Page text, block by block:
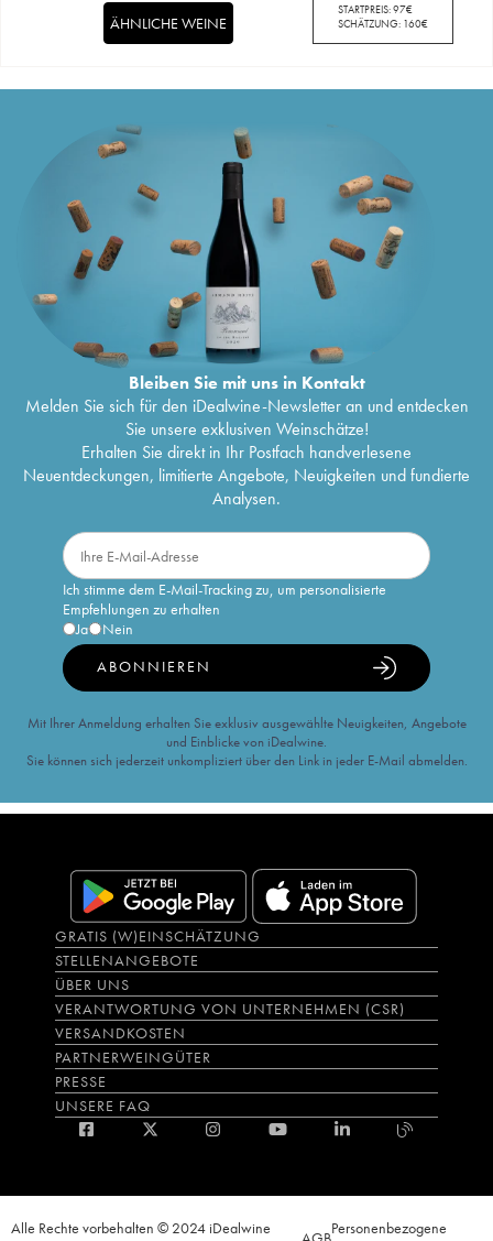
STARTPREIS:97€
SCHÄTZUNG: 160€
ÄHNLICHE WEINE
Bleiben Sie mit uns in Kontakt
Melden Sie sich für den iDealwine-Newsletter an und entdecken
Sie unsere exklusiven Weinschätze!
Erhalten Sie direkt in Ihr Postfach handverlesene
Neuentdeckungen, limitierte Angebote, Neuigkeiten und fundierte
Analysen.
Ich stimme dem E-Mail-Tracking zu, um personalisierte
Empfehlungen zu erhalten
Ja
Nein
ABONNIEREN
Mit Ihrer Anmeldung erhalten Sie exklusiv ausgewählte Neuigkeiten, Angebote
und Einblicke von iDealwine.
Sie können sich jederzeit unkompliziert über den Link in jeder E-Mail abmelden.
GRATIS (W)EINSCHÄTZUNG
STELLENANGEBOTE
ÜBER UNS
VERANTWORTUNG VON UNTERNEHMEN (CSR)
VERSANDKOSTEN
PARTNERWEINGÜTER
PRESSE
UNSERE FAQ
Alle Rechte vorbehalten © 2024 iDealwine
Personenbezogene